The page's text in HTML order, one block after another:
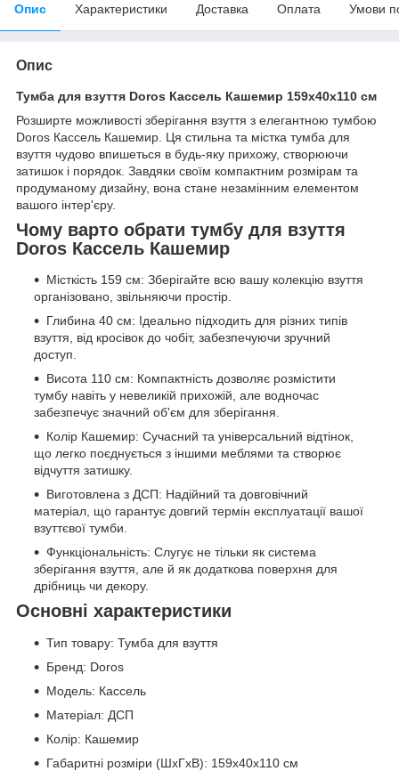
Опис Характеристики Доставка Оплата Умови
Опис
Тумба для взуття Doros Кассель Кашемир 159х40х110 см
Розширте можливості зберігання взуття з елегантною тумбою
Doros Кассель Кашемир. Ця стильна та містка тумба для
взуття чудово впишеться в будь-яку прихожу, створюючи
затишок і порядок. Завдяки своїм компактним розмірам та
продуманому дизайну, вона стане незамінним елементом
вашого інтер'єру.
Чому варто обрати тумбу для взуття
Doros Кассель Кашемир
Місткість 159 см: Зберігайте всю вашу колекцію взуття
організовано, звільняючи простір.
Глибина 40 см: Ідеально підходить для різних типів
взуття, від кросівок до чобіт, забезпечуючи зручний
доступ.
Висота 110 см: Компактність дозволяє розмістити
тумбу навіть у невеликій прихожій, але водночас
забезпечує значний об'єм для зберігання.
Колір Кашемир: Сучасний та універсальний відтінок,
що легко поєднується з іншими меблями та створює
відчуття затишку.
Виготовлена з ДСП: Надійний та довговічний
матеріал, що гарантує довгий термін експлуатації вашої
взуттєвої тумби.
Функціональність: Слугує не тільки як система
зберігання взуття, але й як додаткова поверхня для
дрібниць чи декору.
Основні характеристики
Тип товару: Тумба для взуття
Бренд: Doros
Модель: Кассель
Матеріал: ДСП
Колір: Кашемир
Габаритні розміри (ШхГхВ): 159х40х110 см